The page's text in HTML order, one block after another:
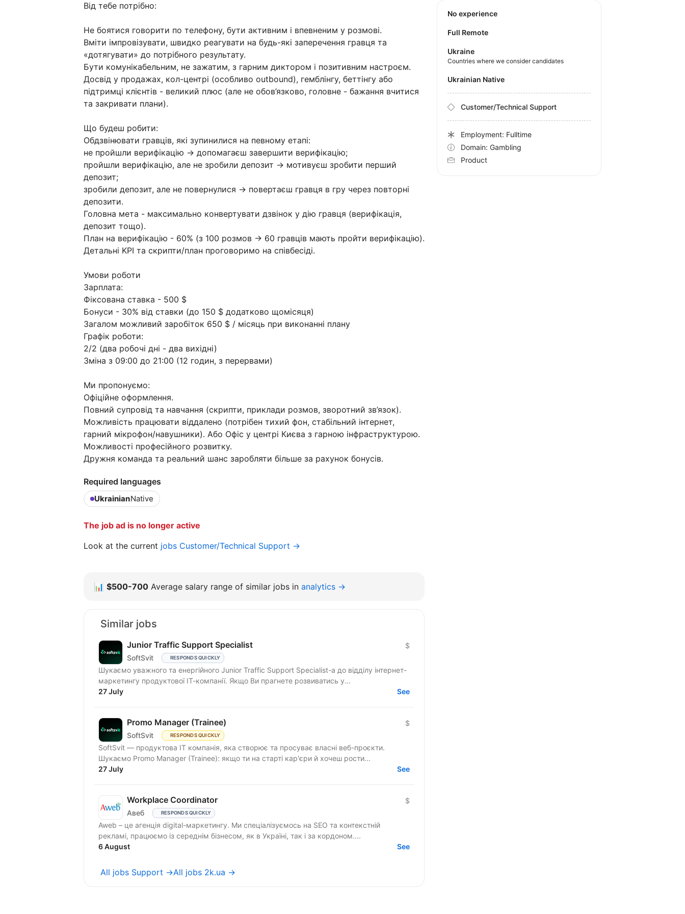
Від тебе потрібно:
Не боятися говорити по телефону, бути активним і впевненим у розмові.
Вміти імпровізувати, швидко реагувати на будь-які заперечення гравця та
«дотягувати» до потрібного результату.
Бути комунікабельним, не зажатим, з гарним диктором і позитивним настроєм.
Досвід у продажах, кол-центрі (особливо outbound), гемблінгу, беттінгу або
підтримці клієнтів - великий плюс (але не обов’язково, головне - бажання вчитися
та закривати плани).
Що будеш робити:
Обдзвінювати гравців, які зупинилися на певному етапі:
не пройшли верифікацію → допомагаєш завершити верифікацію;
пройшли верифікацію, але не зробили депозит → мотивуєш зробити перший
депозит;
зробили депозит, але не повернулися → повертаєш гравця в гру через повторні
депозити.
Головна мета - максимально конвертувати дзвінок у дію гравця (верифікація,
депозит тощо).
План на верифікацію - 60% (з 100 розмов → 60 гравців мають пройти верифікацію).
Детальні KPI та скрипти/план проговоримо на співбесіді.
Умови роботи
Зарплата:
Фіксована ставка - 500 $
Бонуси - 30% від ставки (до 150 $ додатково щомісяця)
Загалом можливий заробіток 650 $ / місяць при виконанні плану
Графік роботи:
2/2 (два робочі дні - два вихідні)
Зміна з 09:00 до 21:00 (12 годин, з перервами)
Ми пропонуємо:
Офіційне оформлення.
Повний супровід та навчання (скрипти, приклади розмов, зворотний зв’язок).
Можливість працювати віддалено (потрібен тихий фон, стабільний інтернет,
гарний мікрофон/навушники). Або Офіс у центрі Києва з гарною інфраструктурою.
Можливості професійного розвитку.
Дружня команда та реальний шанс заробляти більше за рахунок бонусів.
Required languages
UkrainianNative
The job ad is no longer active
Look at the current jobs Customer/Technical Support →
No experience
Full Remote
Ukraine
Countries where we consider candidates
Ukrainian Native
Customer/Technical Support
Employment: Fulltime
Domain: Gambling
Product
📊 $500-700 Average salary range of similar jobs in analytics →
Similar jobs
Junior Traffic Support Specialist
SoftSvit RESPONDS QUICKLY
$
Шукаємо уважного та енергійного Junior Traffic Support Specialist-а до відділу інтернет-
маркетингу продуктової ІТ-компанії. Якщо Ви прагнете розвиватись у...
27 July
See
Promo Manager (Trainee)
SoftSvit RESPONDS QUICKLY
$
SoftSvit — продуктова IT компанія, яка створює та просуває власні веб-проєкти.
Шукаємо Promo Manager (Trainee): якщо ти на старті кар'єри й хочеш рости...
27 July
See
Workplace Coordinator
Авеб RESPONDS QUICKLY
$
Aweb – це агенція digital-маркетингу. Ми спеціалізуємось на SEO та контекстній
рекламі, працюємо із середнім бізнесом, як в Україні, так і за кордоном....
6 August
See
All jobs Support →All jobs 2k.ua →